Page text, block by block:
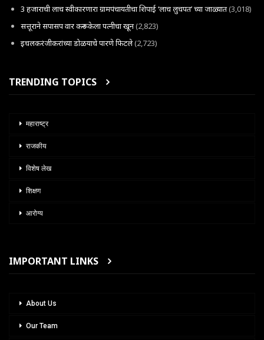
3 हजाराची लाच स्वीकारणारा ग्रामपंचायतीचा शिपाई ‘लाच लुचपत’ च्या जाळ्यात(3,018)
सत्तूराने सपासप वार करून केला पत्नीचा खून(2,823)
इचलकरंजीकरांच्या डोळयाचे पारणे फिटले(2,723)
TRENDING TOPICS
महाराष्ट्र
राजकीय
विशेष लेख
शिक्षण
आरोग्य
IMPORTANT LINKS
About Us
Our Team